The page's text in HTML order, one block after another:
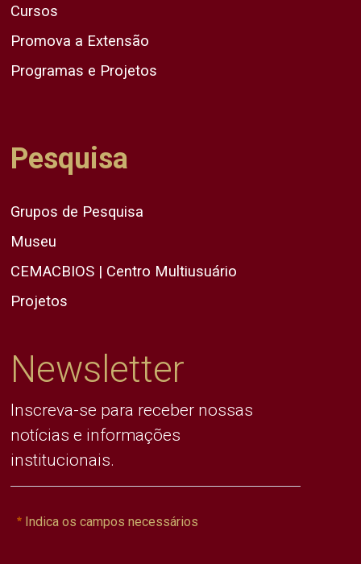
Cursos
Promova a Extensão
Programas e Projetos
Pesquisa
Grupos de Pesquisa
Museu
CEMACBIOS | Centro Multiusuário
Projetos
Newsletter
Inscreva-se para receber nossas
notícias e informações
institucionais.
Indica os campos necessários